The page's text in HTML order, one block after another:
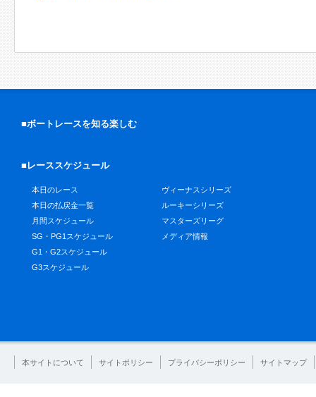
■ボートレースを知る楽しむ
■レーススケジュール
本日のレース
本日の払戻金一覧
月間スケジュール
SG・PG1スケジュール
G1・G2スケジュール
G3スケジュール
ヴィーナスシリーズ
ルーキーシリーズ
マスターズリーグ
メディア情報
本サイトについて サイトポリシー プライバシーポリシー サイトマップ